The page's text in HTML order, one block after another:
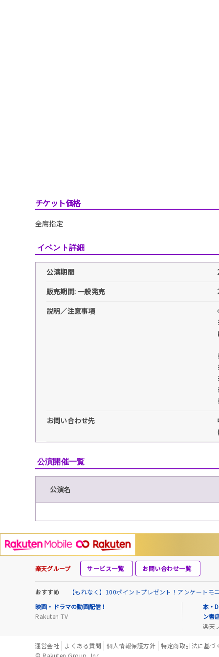
チケット価格
全席指定
イベント詳細
公演期間
販売期間: 一般発売
説明／注意事項
お問い合わせ先
公演開催一覧
公演名
楽天グループ サービス一覧 お問い合わせ一覧
おすすめ
【もれなく】100ポイントプレゼント！アンケート
映画・ドラマの動画配信！
Rakuten TV
本・
ン書
楽天
運営会社 よくある質問 個人情報保護方針
特定商取引法に基づ